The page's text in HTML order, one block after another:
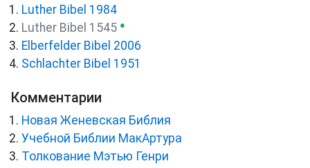
Luther Bibel 1984
Luther Bibel 1545 ●
Elberfelder Bibel 2006
Schlachter Bibel 1951
Комментарии
Новая Женевская Библия
Учебной Библии МакАртура
Толкование Мэтью Генри